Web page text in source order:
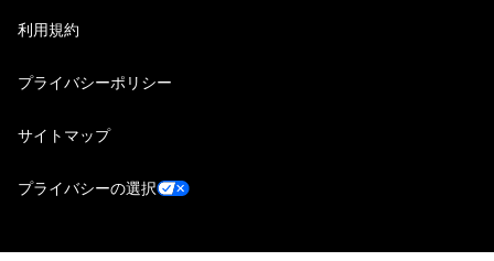
利用規約
プライバシーポリシー
サイトマップ
プライバシーの選択